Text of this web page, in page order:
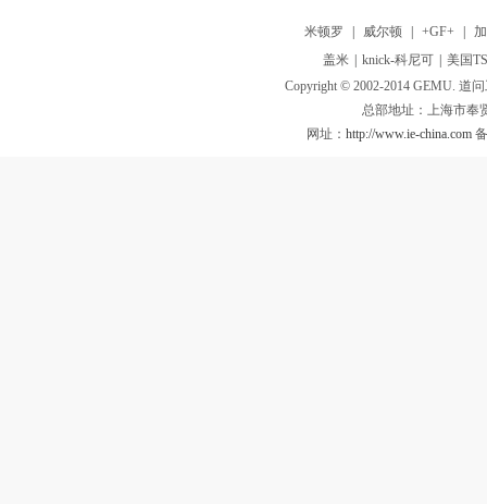
米顿罗 威尔顿 +GF+
盖米
knick-科尼可
美国
Copyright © 2002-2014 GEMU. 道
总部地址：上海市奉
网址： http://www.ie-china.com